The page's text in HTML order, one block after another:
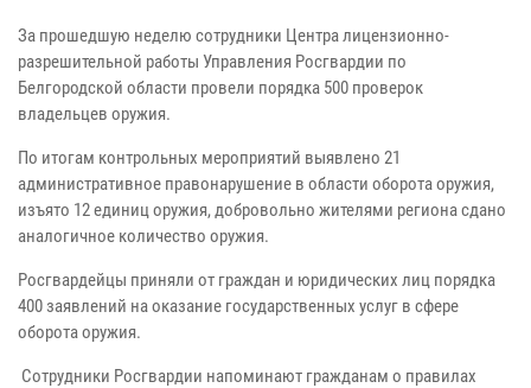
За прошедшую неделю сотрудники Центра лицензионно-
разрешительной работы Управления Росгвардии по
Белгородской области провели порядка 500 проверок
владельцев оружия.
По итогам контрольных мероприятий выявлено 21
административное правонарушение в области оборота оружия,
изъято 12 единиц оружия, добровольно жителями региона сдано
аналогичное количество оружия.
Росгвардейцы приняли от граждан и юридических лиц порядка
400 заявлений на оказание государственных услуг в сфере
оборота оружия.
Сотрудники Росгвардии напоминают гражданам о правилах